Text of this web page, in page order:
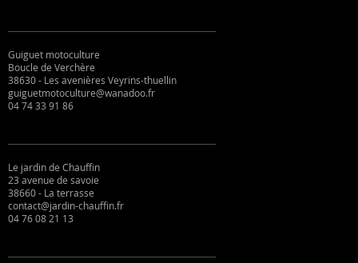
Guiguet motoculture
Boucle de Verchère
38630 - Les avenières Veyrins-thuellin
guiguetmotoculture@wanadoo.fr
04 74 33 91 86
Le jardin de Chauffin
23 avenue de savoie
38660 - La terrasse
contact@jardin-chauffin.fr
04 76 08 21 13